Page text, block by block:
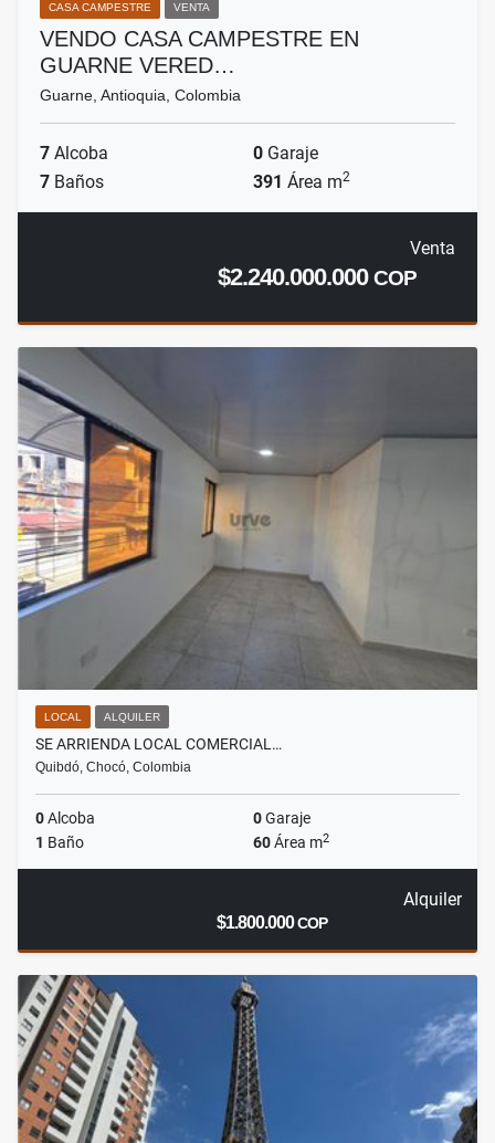
CASA CAMPESTRE VENTA
VENDO CASA CAMPESTRE EN
GUARNE VERED…
Guarne, Antioquia, Colombia
7 Alcoba 0 Garaje
7 Baños 391 Área m2
Venta
$2.240.000.000COP
LOCAL ALQUILER
SE ARRIENDA LOCAL COMERCIAL…
Quibdó, Chocó, Colombia
0Alcoba 0Garaje
1 Baño 60Área m2
Alquiler
$1.800.000COP